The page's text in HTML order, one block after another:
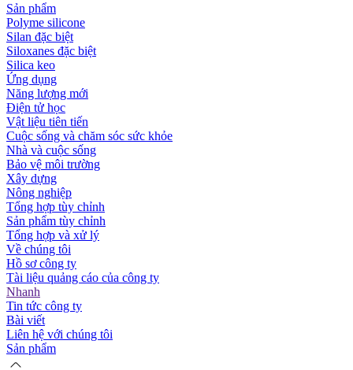
Sản phẩm
Polyme silicone
Silan đặc biệt
Siloxanes đặc biệt
Silica keo
Ứng dụng
Năng lượng mới
Điện tử học
Vật liệu tiên tiến
Cuộc sống và chăm sóc sức khỏe
Nhà và cuộc sống
Bảo vệ môi trường
Xây dựng
Nông nghiệp
Tổng hợp tùy chỉnh
Sản phẩm tùy chỉnh
Tổng hợp và xử lý
Về chúng tôi
Hồ sơ công ty
Tài liệu quảng cáo của công ty
Nhanh
Tin tức công ty
Bài viết
Liên hệ với chúng tôi
Sản phẩm